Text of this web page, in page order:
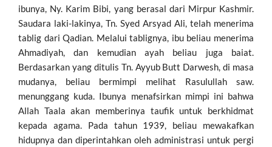
ibunya, Ny. Karim Bibi, yang berasal dari Mirpur Kashmir.
Saudara laki-lakinya, Tn. Syed Arsyad Ali, telah menerima
tablig dari Qadian. Melalui tablignya, ibu beliau menerima
Ahmadiyah, dan kemudian ayah beliau juga baiat.
Berdasarkan yang ditulis Tn. Ayyub Butt Darwesh, di masa
mudanya, beliau bermimpi melihat Rasulullah saw.
menunggang kuda. Ibunya menafsirkan mimpi ini bahwa
Allah Taala akan memberinya taufik untuk berkhidmat
kepada agama. Pada tahun 1939, beliau mewakafkan
hidupnya dan diperintahkan oleh administrasi untuk pergi